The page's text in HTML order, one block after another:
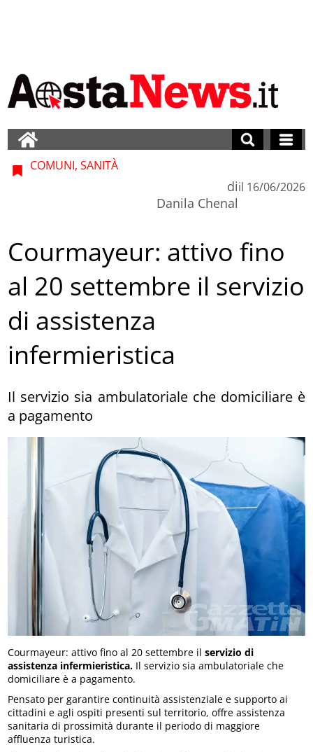
COMUNI, SANITÀ
di
Danila Chenal
il 16/06/2026
Courmayeur: attivo fino
al 20 settembre il servizio
di assistenza
infermieristica
Il servizio sia ambulatoriale che domiciliare è
a pagamento
Courmayeur: attivo fino al 20 settembre ilservizio di
assistenza infermieristica. Il servizio sia ambulatoriale che
domiciliare è a pagamento.
Pensato per garantire continuità assistenziale e supporto ai
cittadini e agli ospiti presenti sul territorio, offre assistenza
sanitaria di prossimità durante il periodo di maggiore
affluenza turistica.